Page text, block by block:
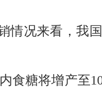
况来看，我国
糖将增产至